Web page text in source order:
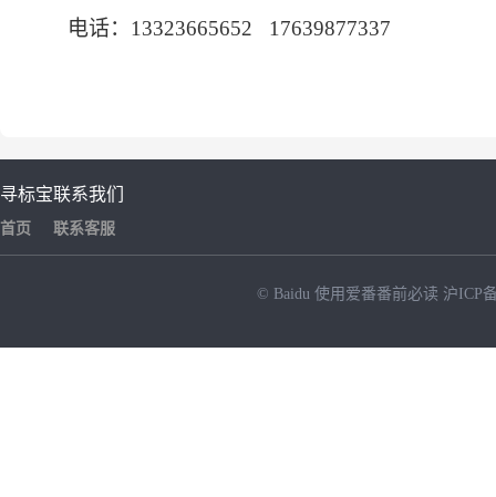
电话： 13323665652 17639877337
寻标宝
首页
联系我们
联系客服
© Baidu 使用爱番番前必读 沪ICP